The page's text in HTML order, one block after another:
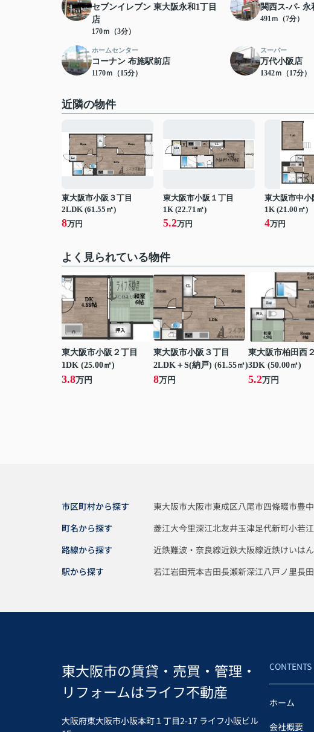
セブンイレブン 東大阪永和1丁目
店
170ｍ（3分）
関西ス-パ- 永
491ｍ（7分）
ホームセンター
コーナン 布施駅前店
1170ｍ（15分）
スーパー
万代小阪店
1342ｍ（17分）
近隣の物件
東大阪市小阪３丁目
2LDK (61.55㎡)
8万円
東大阪市小阪１丁目
1K (22.71㎡)
5.2万円
東大阪市中小
1K (21.00㎡)
4万円
よく見られている物件
東大阪市小阪２丁目
1DK (25.00㎡)
3.8万円
東大阪市小阪３丁目
2LDK＋S(納戸) (61.55㎡)
8万円
東大阪市柏田西
3DK (50.00㎡)
5.2万円
市区町村から探す 東大阪市大阪市東成区八尾市四條畷市豊
町名から探す
菱江大今里深江北友井玉津足代新町小若江
路線から探す
近鉄難波・奈良線近鉄大阪線近鉄けいは
駅から探す
若江岩田荒本吉田長瀬新深江八戸ノ里長田
東大阪市の賃貸・売買・管理・
リフォームはライフ不動産
大阪府東大阪市小阪本町１丁目2-17 ライフ小阪ビル
CONTENTS
ホーム
会社概要